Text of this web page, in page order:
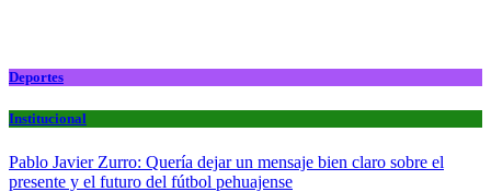
Deportes
Institucional
Pablo Javier Zurro: Quería dejar un mensaje bien claro sobre el
presente y el futuro del fútbol pehuajense